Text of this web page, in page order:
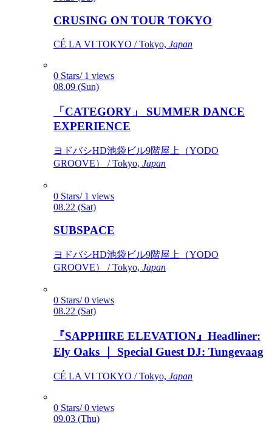
CRUSING ON TOUR TOKYO
CÉ LA VI TOKYO / Tokyo, Japan
0 Stars/ 1 views
08.09 (Sun)
「CATEGORY」 SUMMER DANCE
EXPERIENCE
ヨドバシHD池袋ビル9階屋上（YODO
GROOVE） / Tokyo, Japan
0 Stars/ 1 views
08.22 (Sat)
SUBSPACE
ヨドバシHD池袋ビル9階屋上（YODO
GROOVE） / Tokyo, Japan
0 Stars/ 0 views
08.22 (Sat)
『SAPPHIRE ELEVATION』Headliner:
Ely Oaks ｜ Special Guest DJ: Tungevaag
CÉ LA VI TOKYO / Tokyo, Japan
0 Stars/ 0 views
09.03 (Thu)